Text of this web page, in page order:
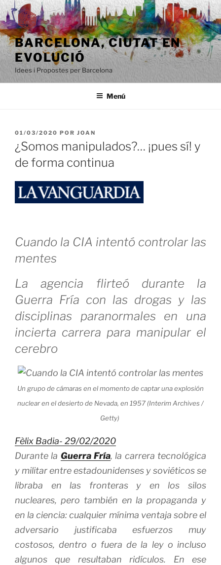
Saltar
al
contenido
BARCELONA, ​​CIUTAT EN
EVOLUCIÓ
Idees i Propostes per Barcelona
Menú
PUBLICADO
EL
01/03/2020 POR JOAN
¿Somos manipulados?… ¡pues sí! y
de forma continua
Cuando la CIA intentó controlar las
mentes
La agencia flirteó durante la
Guerra Fría con las drogas y las
disciplinas paranormales en una
incierta carrera para manipular el
cerebro
Un grupo de cámaras en el momento de captar una explosión
nuclear en el desierto de Nevada, en 1957 (Interim Archives /
Getty)
Fèlix Badia- 29/02/2020
Durante la Guerra Fría, la carrera tecnológica
y militar entre estadounidenses y soviéticos se
libraba en las fronteras y en los silos
nucleares, pero también en la propaganda y
en la ciencia: cualquier mínima ventaja sobre el
adversario justificaba esfuerzos muy
costosos, dentro o fuera de la ley o incluso
algunos que resultaban ridículos. En ese